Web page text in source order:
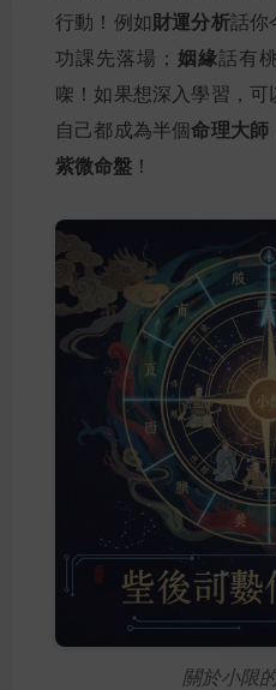
行動！例如財運分析話你
功課先落場； 姻緣話有
㗎！如果想深入學習，可
自己都成為半個命理大師
紫微命盤 ！
關於小限